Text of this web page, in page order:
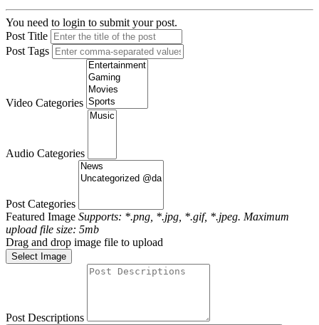
You need to login to submit your post.
Post Title
Post Tags
Video Categories
Audio Categories
Post Categories
Featured Image Supports: *.png, *.jpg, *.gif, *.jpeg. Maximum
upload file size: 5mb
Drag and drop image file to upload
Select Image
Post Descriptions